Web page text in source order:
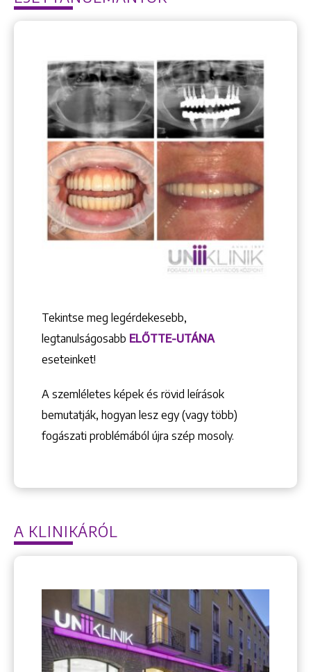
Tekintse meg legérdekesebb,
legtanulságosabb ELŐTTE-UTÁNA
eseteinket!
A szemléletes képek és rövid leírások
bemutatják, hogyan lesz egy (vagy több)
fogászati problémából újra szép mosoly.
A KLINIKÁRÓL